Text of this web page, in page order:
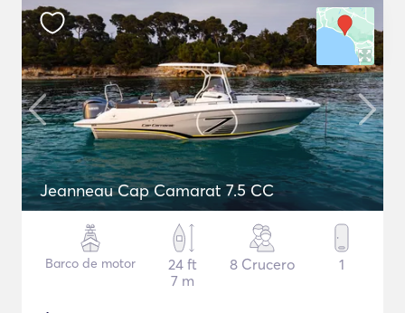
Jeanneau Cap Camarat 7.5 CC
Barco de motor
24 ft
7 m
8 Crucero 1